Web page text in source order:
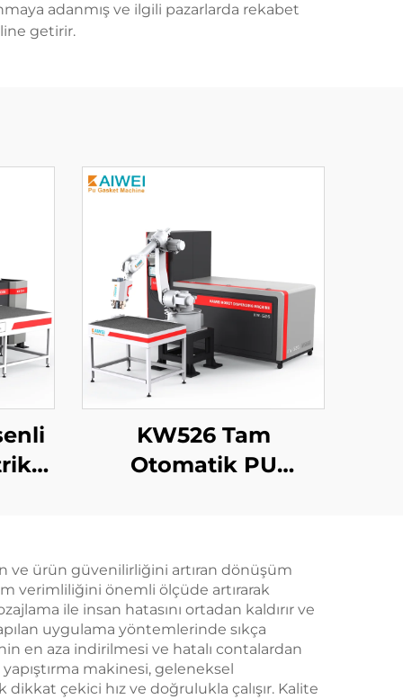
adanmış ve ilgili pazarlarda rekabet
getirir.
KW526 Tam
Otomatik PU
Parçaları Foaming
Sigorta Makinesi /
Robot
ve ürün güvenilirliğini artıran dönüşüm
verimliliğini önemli ölçüde artırarak
ile insan hatasını ortadan kaldırır ve
uygulama yöntemlerinde sıkça
en aza indirilmesi ve hatalı contalardan
makinesi, geleneksel
çekici hız ve doğrulukla çalışır. Kalite